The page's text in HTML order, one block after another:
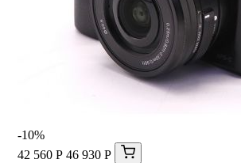
-10%
42 560 Р 46 930 Р